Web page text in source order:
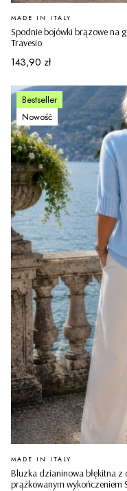
Spodnie bojówki brązowe na
Travesio
PRODUCENT
MADE IN ITALY
Cena
143,90 zł
Bestseller
Nowość
Bluzka dzianinowa błękitna z
prążkowanym wykończeniem
PRODUCENT
MADE IN ITALY